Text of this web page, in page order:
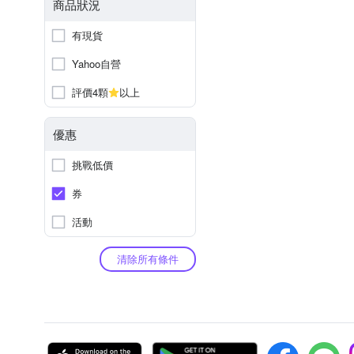
商品狀況
有現貨
Yahoo自營
評價4顆
以上
優惠
挑戰低價
券
活動
清除所有條件